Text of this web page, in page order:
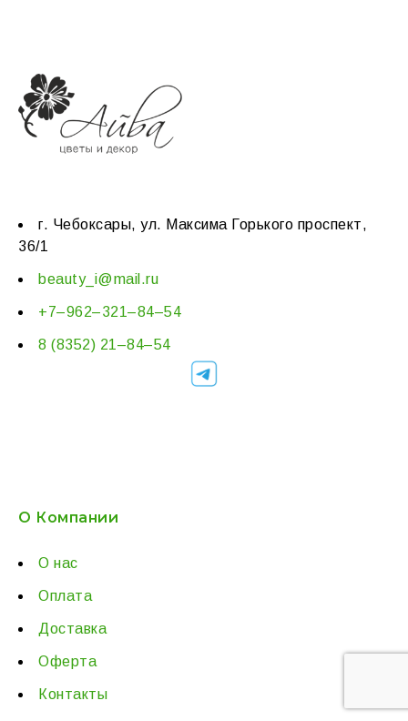
г. Чебоксары, ул. Максима Горького проспект,
36/1
beauty_i@mail.ru
+7–962–321–84–54
8 (8352) 21–84–54
О Компании
О нас
Оплата
Доставка
Оферта
Контакты